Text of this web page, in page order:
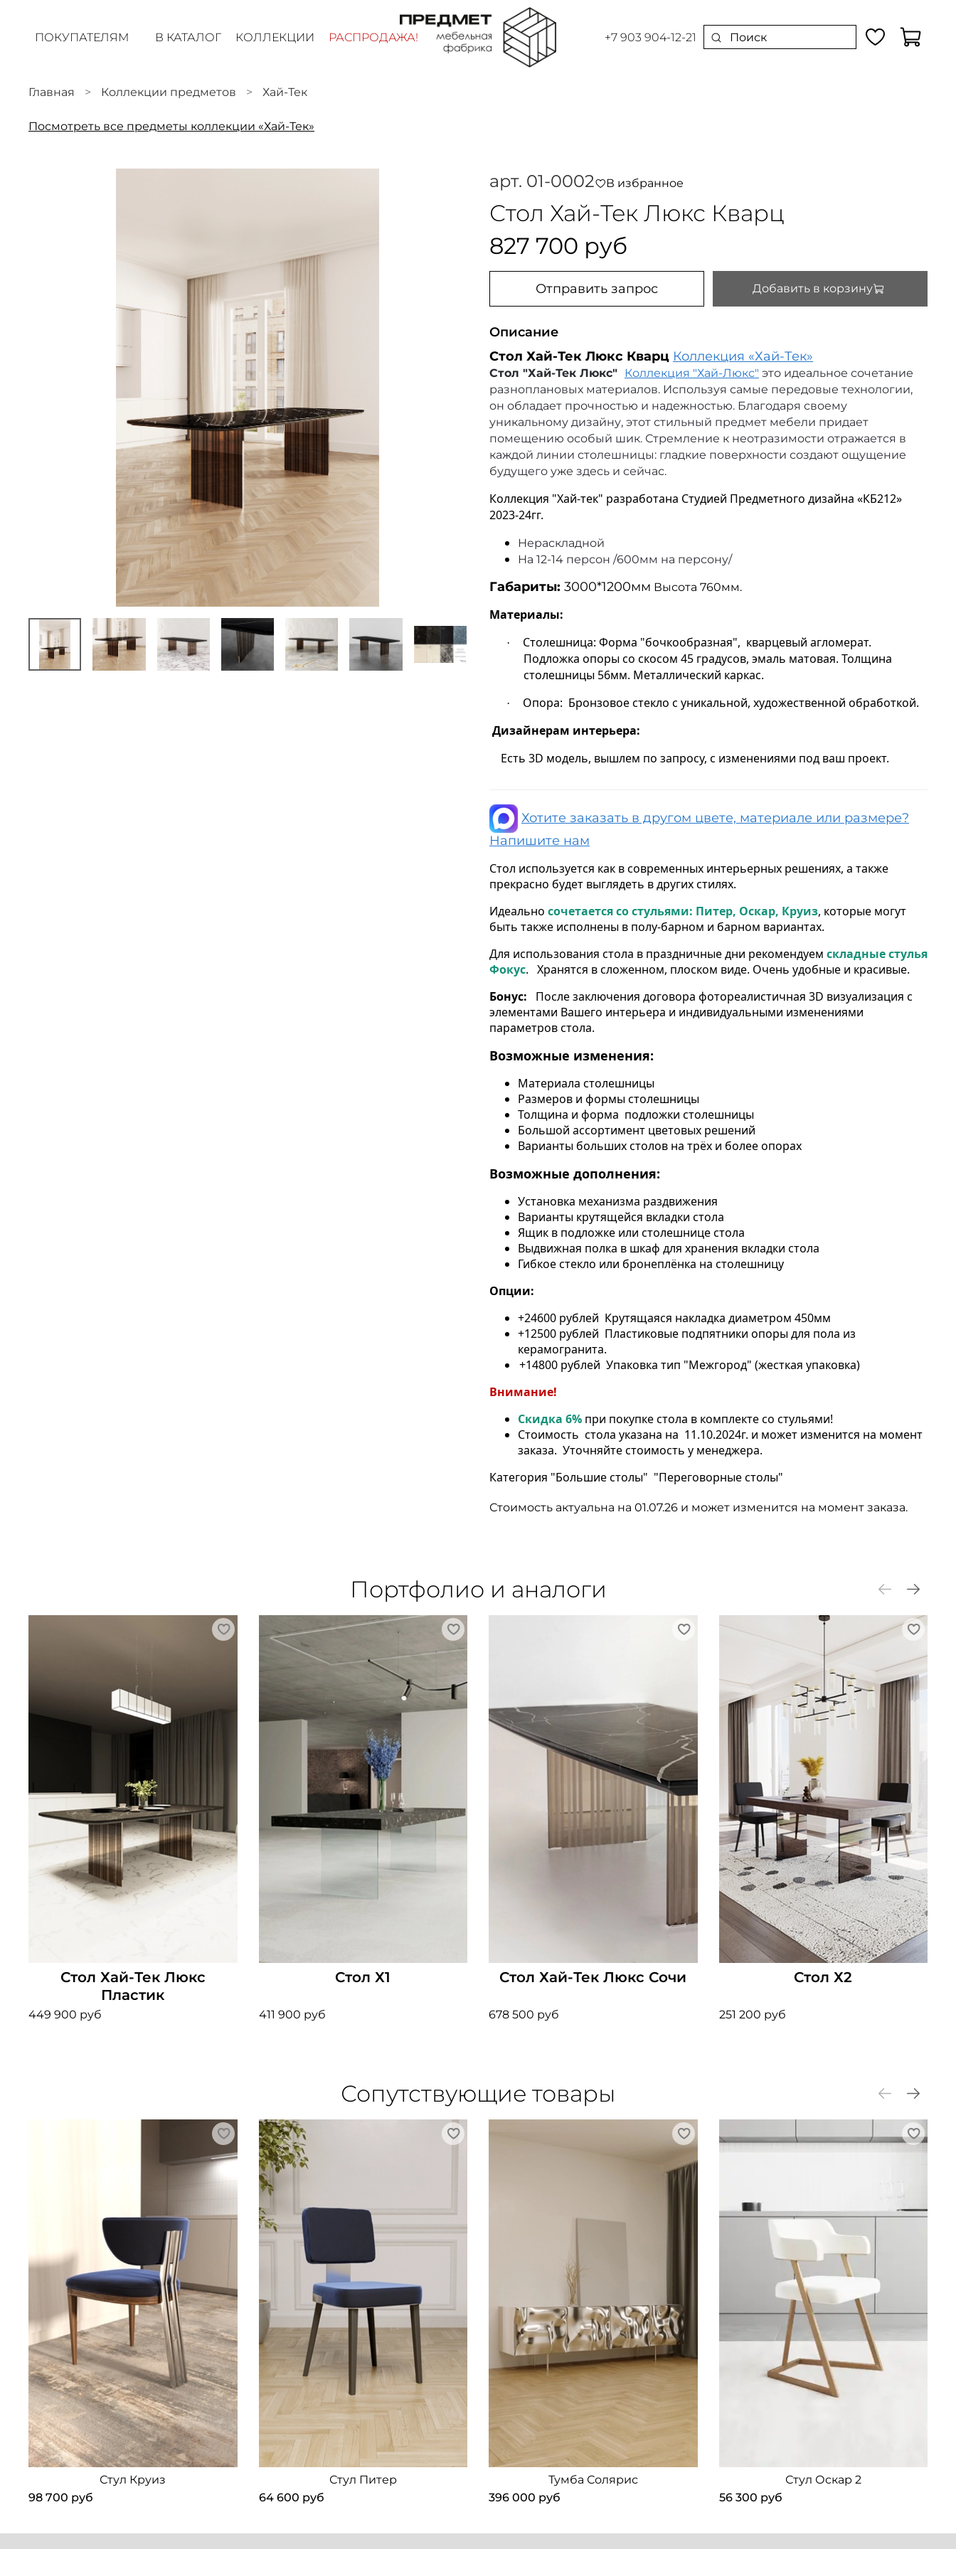
+7 903 904-12-21
ПОКУПАТЕЛЯМ В КАТАЛОГ КОЛЛЕКЦИИ РАСПРОДАЖА!
Главная Коллекции предметов Хай-Тек
Посмотреть все предметы коллекции «Хай-Тек»
арт. 01-0002 В избранное
Стол Хай-Тек Люкс Кварц
827 700 руб
Отправить запрос Добавить в корзину
Описание
Стол Хай-Тек Люкс Кварц Коллекция «Хай-Тек»
Стол "Хай-Тек Люкс" Коллекция "Хай-Люкс" это идеальное сочетание
разноплановых материалов. Используя самые передовые технологии,
он обладает прочностью и надежностью. Благодаря своему
уникальному дизайну, этот стильный предмет мебели придает
помещению особый шик. Стремление к неотразимости отражается в
каждой линии столешницы: гладкие поверхности создают ощущение
будущего уже здесь и сейчас.
Коллекция "Хай-тек" разработана Студией Предметного дизайна «КБ212»
2023-24гг.
Нераскладной
На 12-14 персон /600мм на персону/
Габариты: 3000*1200мм Высота 760мм.
Материалы:
·
Столешница: Форма "бочкообразная", кварцевый агломерат.
Подложка опоры со скосом 45 градусов, эмаль матовая. Толщина
столешницы 56мм. Металлический каркас.
· Опора: Бронзовое стекло с уникальной, художественной обработкой.
Дизайнерам интерьера:
Есть 3D модель, вышлем по запросу, с изменениями под ваш проект.
Хотите заказать в другом цвете, материале или размере?
Напишите нам
Стол используется как в современных интерьерных решениях, а также
прекрасно будет выглядеть в других стилях.
Идеально сочетается со стульями: Питер, Оскар, Круиз, которые могут
быть также исполнены в полу-барном и барном вариантах.
Для использования стола в праздничные дни рекомендуем складные стулья
Фокус. Хранятся в сложенном, плоском виде. Очень удобные и красивые.
Бонус:
После заключения договора фотореалистичная 3D визуализация с
элементами Вашего интерьера и индивидуальными изменениями
параметров стола.
Возможные изменения:
Материала столешницы
Размеров и формы столешницы
Толщина и форма подложки столешницы
Большой ассортимент цветовых решений
Варианты больших столов на трёх и более опорах
Возможные дополнения:
Установка механизма раздвижения
Варианты крутящейся вкладки стола
Ящик в подложке или столешнице стола
Выдвижная полка в шкаф для хранения вкладки стола
Гибкое стекло или бронеплёнка на столешницу
Опции:
+24600 рублей Крутящаяся накладка диаметром 450мм
+12500 рублей Пластиковые подпятники опоры для пола из
керамогранита.
+14800 рублей Упаковка тип "Межгород" (жесткая упаковка)
Внимание!
Скидка 6% при покупке стола в комплекте со стульями!
Стоимость стола указана на 11.10.2024г. и может изменится на момент
заказа. Уточняйте стоимость у менеджера.
Категория "Большие столы" "Переговорные столы"
Стоимость актуальна на 01.07.26 и может изменится на момент заказа.
Портфолио и аналоги
Стол Хай-Тек Люкс
Пластик
449 900 руб
Стол Х1
411 900 руб
Стол Хай-Тек Люкс Сочи
678 500 руб
Стол Х2
251 200 руб
Сопутствующие товары
Стул Круиз
98 700 руб
Стул Питер
64 600 руб
Тумба Солярис
396 000 руб
Стул Оскар 2
56 300 руб